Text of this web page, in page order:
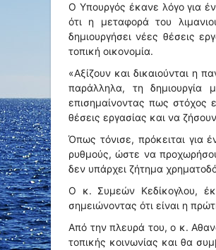
Ο Υπουργός έκανε λόγο για
ότι η μεταφορά του
δημιουργήσει νέες θέσεις
τοπική οικονομία.
«Αξίζουν και δικαιούνται η
παράλληλα, τη δημιουργία
επισημαίνοντας πως στόχος
θέσεις εργασίας και να
Όπως τόνισε, πρόκειται για
ρυθμούς, ώστε να
δεν υπάρχει ζήτημα
Ο κ. Συμεών Κεδίκογλου,
σημειώνοντας ότι είναι η
Από την πλευρά του, ο κ.
τοπικής κοινωνίας και θα